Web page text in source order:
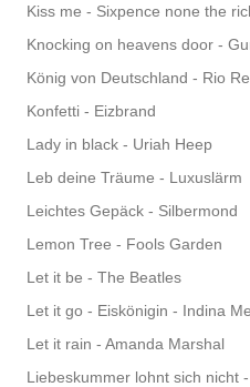
Kiss me - Sixpence none the
Knocking on heavens door -
König von Deutschland - Rio
Konfetti - Eizbrand
Lady in black - Uriah Heep
Leb deine Träume - Luxuslärm
Leichtes Gepäck - Silbermond
Lemon Tree - Fools Garden
Let it be - The Beatles
Let it go - Eiskönigin - Indina
Let it rain - Amanda Marshal
Liebeskummer lohnt sich nicht